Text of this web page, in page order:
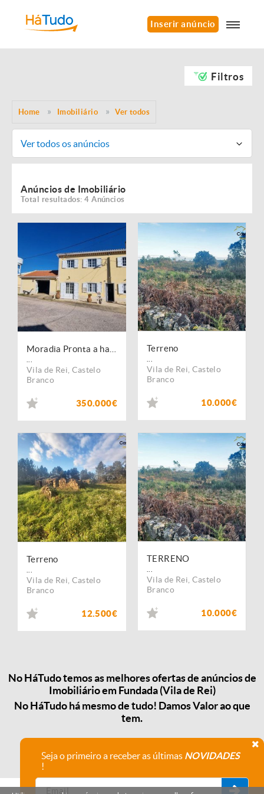
Inserir anúncio
Filtros
Home Imobiliário Ver todos
Ver todos os anúncios
Anúncios de Imobiliário
Total resultados: 4 Anúncios
Vila de Rei Castelo
Branco
350.000€
Terreno
Vila de Rei Castelo
Branco
10.000€
Terreno
Vila de Rei Castelo
Branco
12.500€
TERRENO
Vila de Rei Castelo
Branco
10.000€
No HáTudo temos as melhores ofertas de anúncios de
Imobiliário em Fundada (Vila de Rei)
No HáTudo há mesmo de tudo! Damos Valor ao que
tem.
Seja o primeiro a receber as últimas NOVIDADES
!